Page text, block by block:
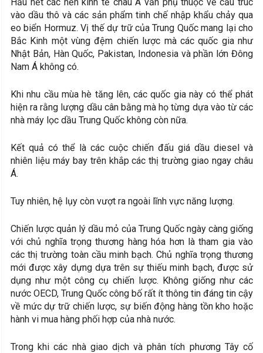
vào dầu thô và các sản phẩm tinh chế nhập khẩu chảy qua
eo biển Hormuz. Vị thế dự trữ của Trung Quốc mang lại cho
Bắc Kinh một vùng đệm chiến lược mà các quốc gia như
Nhật Bản, Hàn Quốc, Pakistan, Indonesia và phần lớn Đông
Nam Á không có.
Khi nhu cầu mùa hè tăng lên, các quốc gia này có thể phát
hiện ra rằng lượng dầu cân bằng mà họ từng dựa vào từ các
nhà máy lọc dầu Trung Quốc không còn nữa.
Kết quả có thể là các cuộc chiến đấu giá dầu diesel và
nhiên liệu máy bay trên khắp các thị trường giao ngay châu
Á.
Tuy nhiên, hệ lụy còn vượt ra ngoài lĩnh vực năng lượng.
Chiến lược quản lý dầu mỏ của Trung Quốc ngày càng giống
với chủ nghĩa trọng thương hàng hóa hơn là tham gia vào
các thị trường toàn cầu minh bạch. Chủ nghĩa trọng thương
mới được xây dựng dựa trên sự thiếu minh bạch, được sử
dụng như một công cụ chiến lược. Không giống như các
nước OECD, Trung Quốc công bố rất ít thông tin đáng tin cậy
về mức dự trữ chiến lược, sự biến động hàng tồn kho hoặc
hành vi mua hàng phối hợp của nhà nước.
Trong khi các nhà giao dịch và phân tích phương Tây cố